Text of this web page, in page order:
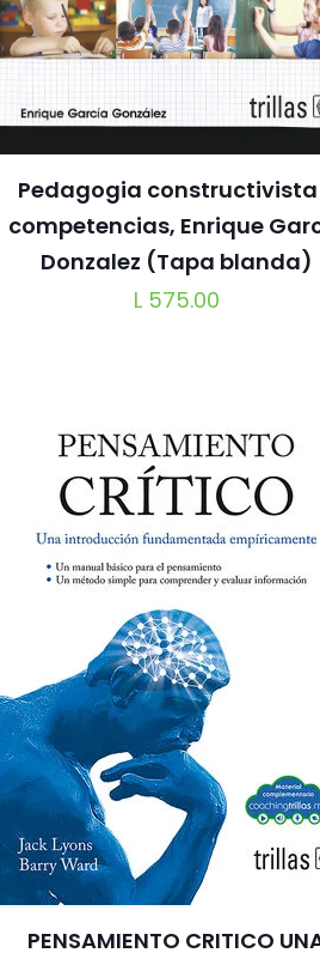
Pedagogia
competencias, Enrique
Donzalez (Tapa blanda)
L575.00
PENSAMIENTO CRITICO